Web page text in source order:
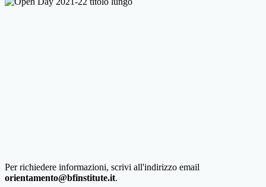
Per richiedere informazioni, scrivi all'indirizzo email
orientamento@bfinstitute.it.